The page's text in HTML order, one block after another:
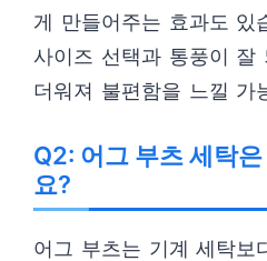
게 만들어주는 효과도 있
사이즈 선택과 통풍이 잘
더워져 불편함을 느낄 가
Q2: 어그 부츠 세탁
요?
어그 부츠는 기계 세탁보